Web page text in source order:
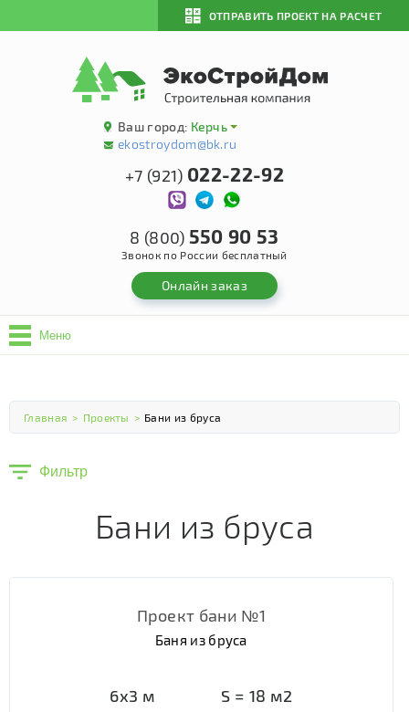
ОТПРАВИТЬ ПРОЕКТ НА РАСЧЕТ
Ваш город: Керчь
ekostroydom@bk.ru
+7 (921) 022-22-92
8 (800) 550 90 53
Звонок по России бесплатный
Онлайн заказ
Меню
Главная > Проекты > Бани из бруса
Фильтр
Бани из бруса
Проект бани №1
Баня из бруса
6х3 м S = 18 м2